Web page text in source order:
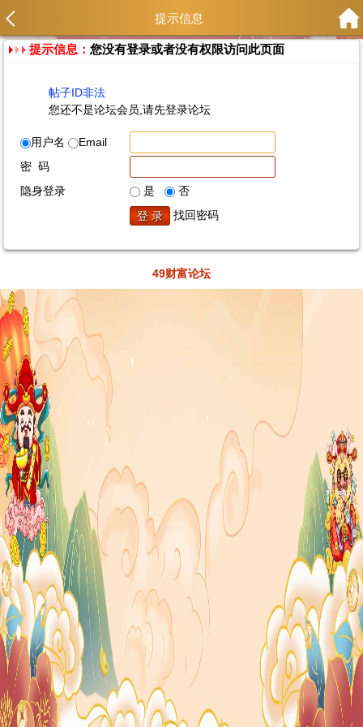
提示信息
提示信息：您没有登录或者没有权限访问此页面
帖子ID非法
您还不是论坛会员,请先登录论坛
用户名
Email
密 码
隐身登录
是
否
找回密码
49财富论坛